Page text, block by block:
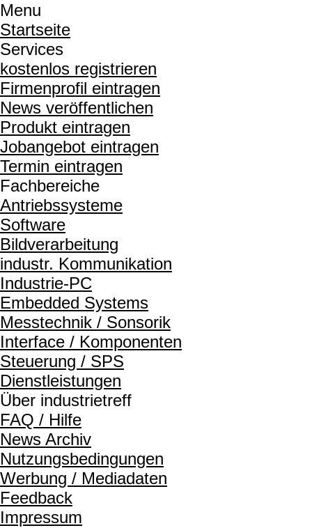
Menu
Startseite
Services
kostenlos registrieren
Firmenprofil eintragen
News veröffentlichen
Produkt eintragen
Jobangebot eintragen
Termin eintragen
Fachbereiche
Antriebssysteme
Software
Bildverarbeitung
industr. Kommunikation
Industrie-PC
Embedded Systems
Messtechnik / Sonsorik
Interface / Komponenten
Steuerung / SPS
Dienstleistungen
Über industrietreff
FAQ / Hilfe
News Archiv
Nutzungsbedingungen
Werbung / Mediadaten
Feedback
Impressum